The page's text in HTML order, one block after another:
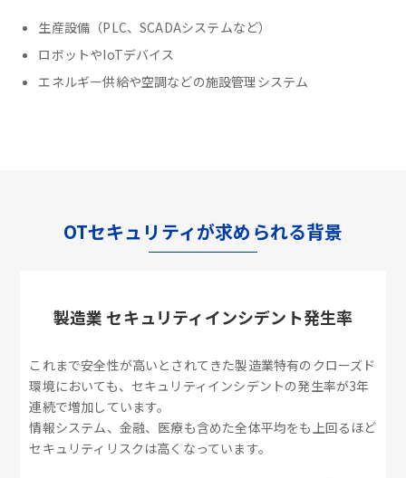
生産設備（PLC、SCADAシステムなど）
ロボットやIoTデバイス
エネルギー供給や空調などの施設管理システム
OTセキュリティが求められる背景
製造業 セキュリティインシデント発生率
これまで安全性が高いとされてきた製造業特有のクローズド
環境においても、セキュリティインシデントの発生率が3年
連続で増加しています。
情報システム、金融、医療も含めた全体平均をも上回るほど
セキュリティリスクは高くなっています。